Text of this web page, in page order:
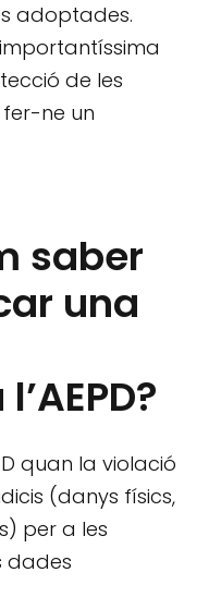
adoptades.
de les
ne un
saber
una
quan la violació
(danys físics,
per a les
dades